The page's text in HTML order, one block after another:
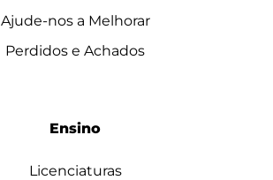
Ajude-nos a Melhorar
Perdidos e Achados
Ensino
Licenciaturas